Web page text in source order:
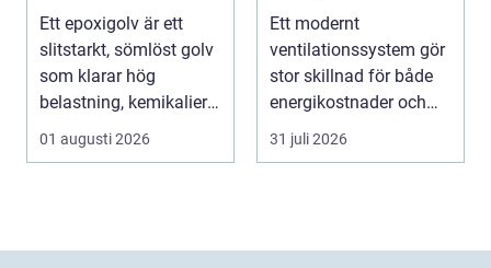
design i samma
lösning
Ett epoxigolv är ett
slitstarkt, sömlöst golv
som klarar hög
belastning, kemikalier
och väta utan at...
01 augusti 2026
lösning för ett
bättre
inomhusklimat
Ett modernt
ventilationssystem gör
stor skillnad för både
energikostnader och
välmående. I en stad
31 juli 2026